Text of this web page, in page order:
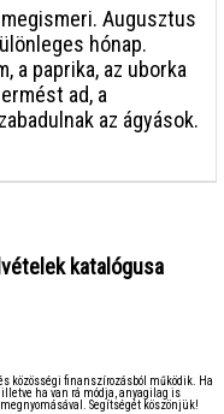
Augusztus
hónap.
a paprika, az uborka
ad, a
az ágyások.
katalógusa
közösségi finanszírozásból működik. Ha
ha van rá módja, anyagilag is
Segítségét köszönjük!